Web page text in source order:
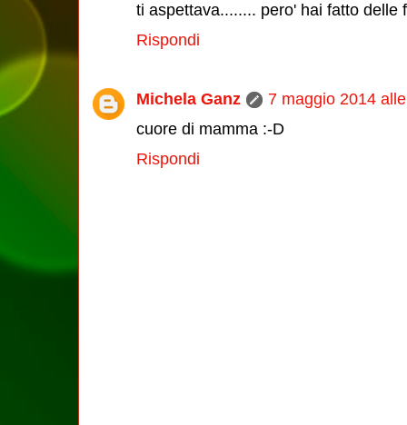
ti aspettava........ pero' hai fatto delle
Rispondi
Michela Ganz
7 maggio 2014
cuore di mamma :-D
Rispondi